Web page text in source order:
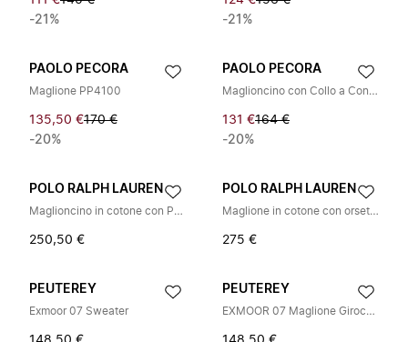
-21%
-21%
PAOLO PECORA
Maglione PP4100
135,50 €170 €
-20%
PAOLO PECORA
Maglioncino con Collo a Contrasto
131 €164 €
-20%
POLO RALPH LAUREN
Maglioncino in cotone con Polo Bear
250,50 €
POLO RALPH LAUREN
Maglione in cotone con orsetto Polo
275 €
PEUTEREY
Exmoor 07 Sweater
PEUTEREY
EXMOOR 07 Maglione Girocollo